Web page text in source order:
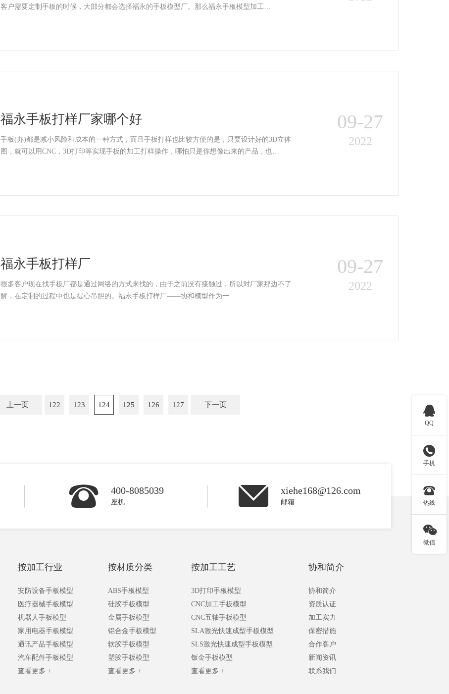
客户需要定制手板的时候，大部分都会选择福永的手板模型厂。那么福永手板模型加工…
福永手板打样厂家哪个好
手板(办)都是减小风险和成本的一种方式，而且手板打样也比较方便的是，只要设计好的3D立体
图，就可以用CNC，3D打印等实现手板的加工打样操作，哪怕只是你想像出来的产品，也…
09-27
2022
福永手板打样厂
很多客户现在找手板厂都是通过网络的方式来找的，由于之前没有接触过，所以对厂家那边不了
解，在定制的过程中也是提心吊胆的。福永手板打样厂——协和模型作为一…
09-27
2022
上一页 122 123 124 125 126 127 下一页
400-8085039
座机
xiehe168@126.com
邮箱
按加工行业
安防设备手板模型
医疗器械手板模型
机器人手板模型
家用电器手板模型
通讯产品手板模型
汽车配件手板模型
查看更多 +
按材质分类
ABS手板模型
硅胶手板模型
金属手板模型
铝合金手板模型
软胶手板模型
塑胶手板模型
查看更多 +
按加工工艺
3D打印手板模型
CNC加工手板模型
CNC五轴手板模型
SLA激光快速成型手板模型
SLS激光快速成型手板模型
钣金手板模型
查看更多 +
协和简介
协和简介
资质认证
加工实力
保密措施
合作客户
新闻资讯
联系我们

QQ

手机

热线

微信